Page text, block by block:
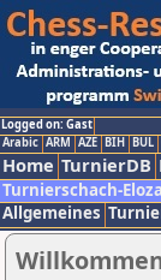
Logged on: Gast
Arabic ARM AZE BIH BUL
Home TurnierDB
Turnierschach-
Allgemeines